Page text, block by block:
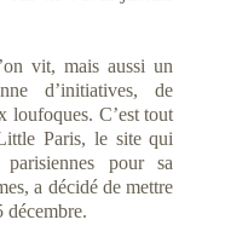
vit, mais aussi un
d’initiatives, de
loufoques. C’est tout
Paris, le site qui
parisiennes pour sa
a décidé de mettre
décembre.